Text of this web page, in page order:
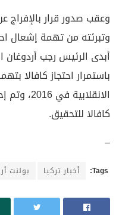
وعقب صدور قرار بالإفراج
أبدى الرئيس رجب أردوغان
باستمرار احتجاز كافالا
كافالا للتحقيق.
–
Tags: أخبار تركيا بولنت